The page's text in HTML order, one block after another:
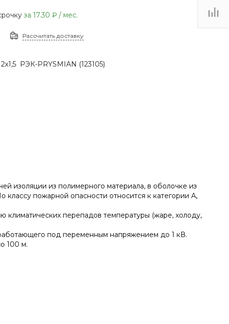
за 17.30 ₽/ мес.
Рассчитать доставку
РЭК-PRYSMIAN (123105)
изоляции из полимерного материала, в оболочке из
пожарной опасности относится к категории А,
климатических перепадов температуры (жаре, холоду,
под переменным напряжением до 1 кВ.
100 м.